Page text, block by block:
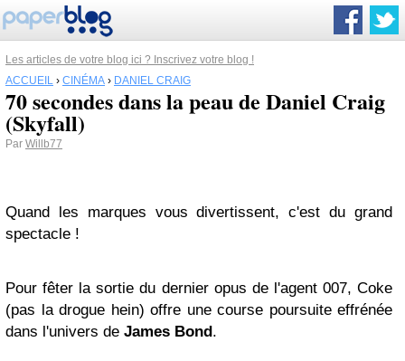
Les articles de votre blog ici ? Inscrivez votre blog !
ACCUEIL › CINÉMA › DANIEL CRAIG
70 secondes dans la peau de Daniel Craig
(Skyfall)
Par Willb77
Quand les marques vous divertissent, c'est du grand
spectacle !
Pour fêter la sortie du dernier opus de l'agent 007, Coke
(pas la drogue hein) offre une course poursuite effrénée
dans l'univers de James Bond.